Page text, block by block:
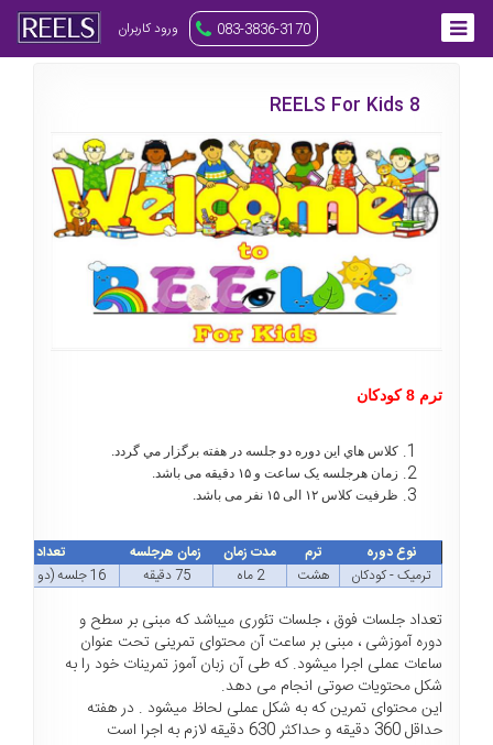
ورود کاربران 083-3836-3170
REELS For Kids 8
ترم 8 کودکان
كلاس هاي اين دوره دو جلسه در هفته برگزار مي گردد.
زمان هرجلسه یک ساعت و ۱۵ دقیقه می باشد.
ظرفیت کلاس ۱۲ الی ۱۵ نفر می باشد.
نوع دوره ترم مدت زمان زمان هرجلسه
تعداد
ترمیک - کودکان
هشت 2 ماه 75 دقیقه 16 جلسه (دو جلسه در هفته)
تعداد جلسات فوق ، جلسات تئوری میباشد که مبنی بر سطح و
دوره آموزشی ، مبنی بر ساعت آن محتوای تمرینی تحت عنوان
ساعات عملی اجرا میشود. که طی آن زبان آموز تمرینات خود را به
شکل محتویات صوتی انجام می دهد.
این محتوای تمرین که به شکل عملی لحاظ میشود . در هفته
حداقل 360 دقیقه و حداکثر 630 دقیقه لازم به اجرا است